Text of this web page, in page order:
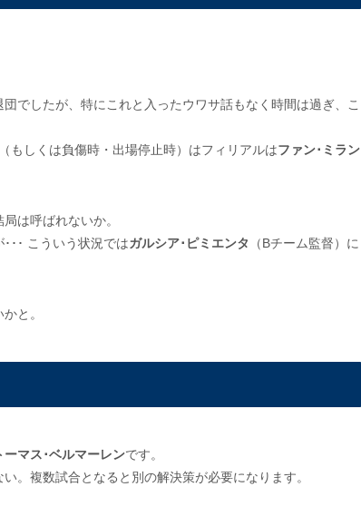
団でしたが、特にこれと入ったウワサ話もなく時間は過ぎ、こ
もしくは負傷時・出場停止時）はフィリアルはファン･ミラン
は呼ばれないか。
･･ こういう状況ではガルシア･ピミエンタ
（Bチーム監督）に
と。
ーマス･ベルマーレンです。
。複数試合となると別の解決策が必要になります。